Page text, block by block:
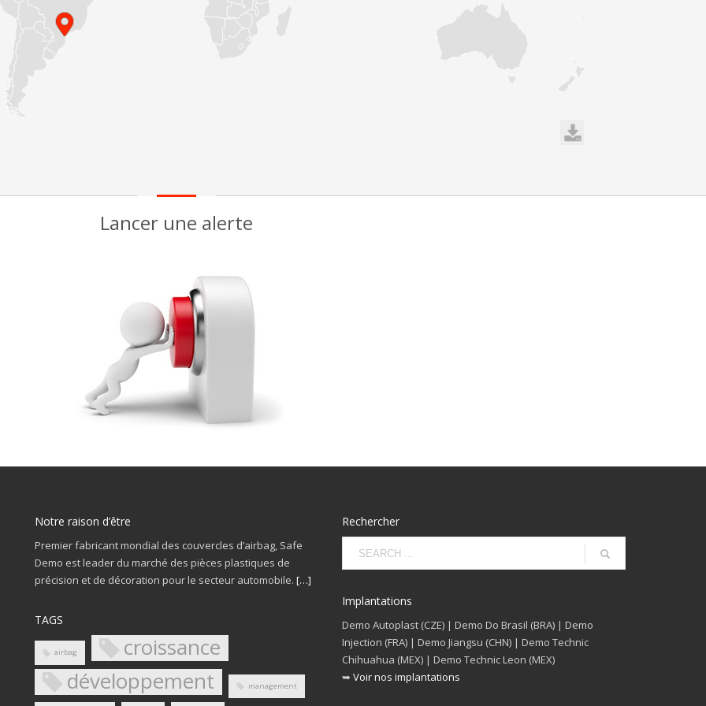
Lancer une alerte
Notre raison d’être
Premier fabricant mondial des couvercles d’airbag, Safe
Demo est leader du marché des pièces plastiques de
précision et de décoration pour le secteur automobile. […]
TAGS
airbag
croissance
développement
management
Rechercher
Implantations
Demo Autoplast (CZE) | Demo Do Brasil (BRA) | Demo
Injection (FRA) | Demo Jiangsu (CHN) | Demo Technic
Chihuahua (MEX) | Demo Technic Leon (MEX)
➥ Voir nos implantations